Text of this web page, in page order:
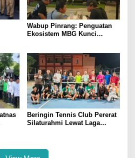
Wabup Pinrang: Penguatan
Ekosistem MBG Kunci
Beringin Tennis Club Pererat
Silaturahmi Lewat Laga